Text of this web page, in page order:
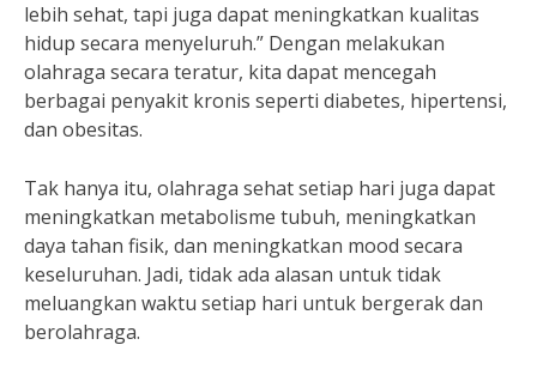
lebih sehat, tapi juga dapat meningkatkan kualitas
hidup secara menyeluruh.” Dengan melakukan
olahraga secara teratur, kita dapat mencegah
berbagai penyakit kronis seperti diabetes, hipertensi,
dan obesitas.
Tak hanya itu, olahraga sehat setiap hari juga dapat
meningkatkan metabolisme tubuh, meningkatkan
daya tahan fisik, dan meningkatkan mood secara
keseluruhan. Jadi, tidak ada alasan untuk tidak
meluangkan waktu setiap hari untuk bergerak dan
berolahraga.